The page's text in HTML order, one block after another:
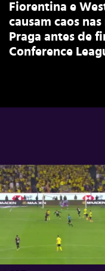
Fiorentina e
causam caos
Praga antes de
Conference